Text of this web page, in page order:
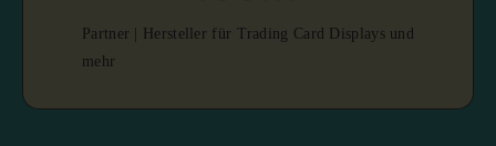
Partner | Hersteller für Trading Card Displays und
mehr